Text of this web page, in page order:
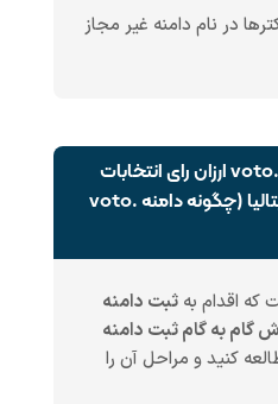
در نام دامنه غیر مجاز
آموزش خرید و ثبت دامنه .voto ارزان رای انتخابات
انتخاب رای گیری اسپانیا ایتالیا (چگونه دامنه .voto
که اقدام به ثبت دامنه
گام به گام ثبت دامنه
کنید و مراحل آن را